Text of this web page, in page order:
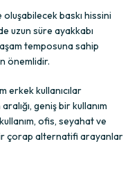
baskı hissini
uzun süre ayakkabı
temposuna sahip
önemlidir.
erkek kullanıcılar
geniş bir kullanım
ofis, seyahat ve
çorap alternatifi arayanlar